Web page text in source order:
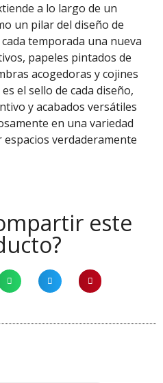
a lo largo de un
un pilar del diseño de
temporada una nueva
papeles pintados de
acogedoras y cojines
el sello de cada diseño,
y acabados versátiles
en una variedad
verdaderamente
este